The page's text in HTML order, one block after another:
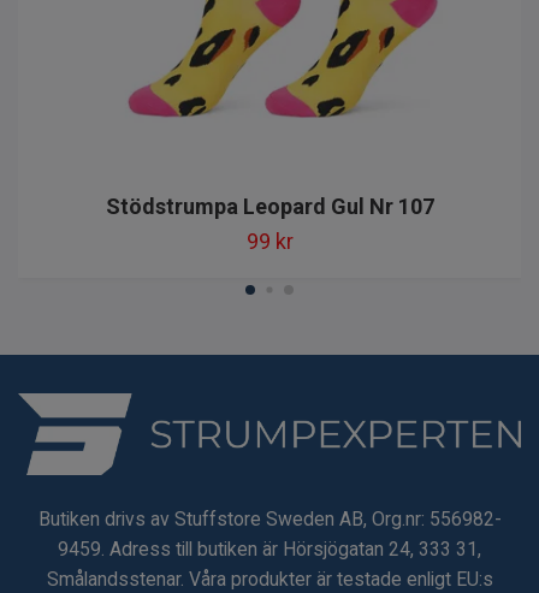
Stödstrumpa Leopard Gul Nr 107
99 kr
Butiken drivs av Stuffstore Sweden AB, Org.nr: 556982-
9459. Adress till butiken är Hörsjögatan 24, 333 31,
Smålandsstenar. Våra produkter är testade enligt EU:s